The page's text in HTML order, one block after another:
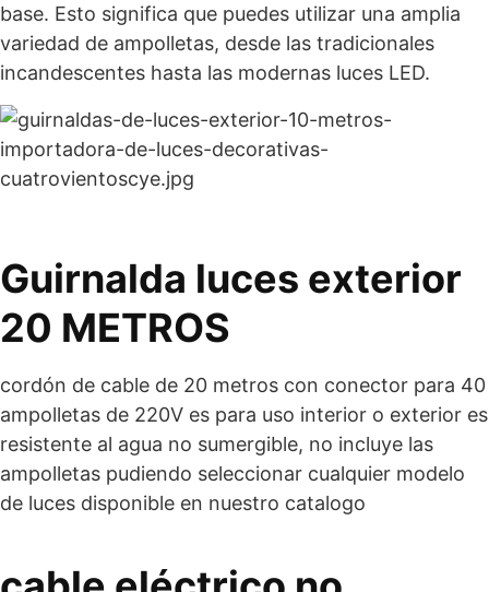
base. Esto significa que puedes utilizar una amplia
variedad de ampolletas, desde las tradicionales
incandescentes hasta las modernas luces LED.
Guirnalda luces exterior
20 METROS
cordón de cable de 20 metros con conector para 40
ampolletas de 220V es para uso interior o exterior es
resistente al agua no sumergible, no incluye las
ampolletas pudiendo seleccionar cualquier modelo
de luces disponible en nuestro catalogo